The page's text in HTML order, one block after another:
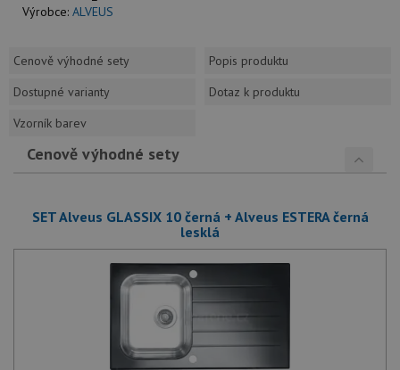
Výrobce: ALVEUS
Cenově výhodné sety
Popis produktu
Dostupné varianty
Dotaz k produktu
Vzorník barev
Cenově výhodné sety
SET Alveus GLASSIX 10 černá + Alveus ESTERA černá
lesklá